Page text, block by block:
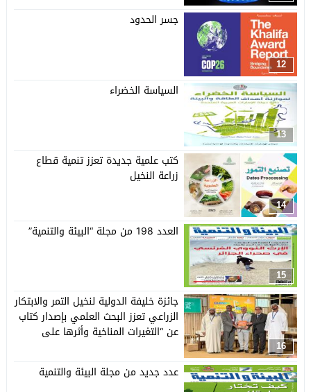
12
جسر الحدود
13
السياسة الخضراء
14
كتب علمية جديدة تعزز تنمية قطاع
زراعة النخيل
15
العدد 198 من مجلة “البيئة والتنمية”
16
جائزة خليفة الدولية لنخيل التمر والابتكار
الزراعي تعزز البحث العلمي بإصدار كتاب
عن “التغيرات المناخية وأثرها على
عدد جديد من مجلة البيئة والتنمية